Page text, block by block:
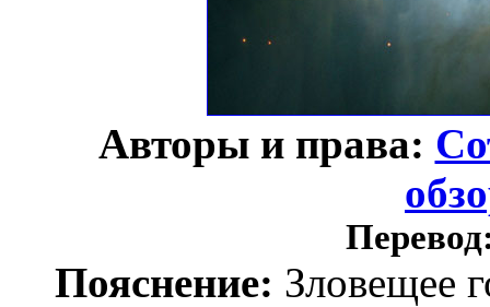
Авторы и права:
Пояснение: Зловещее